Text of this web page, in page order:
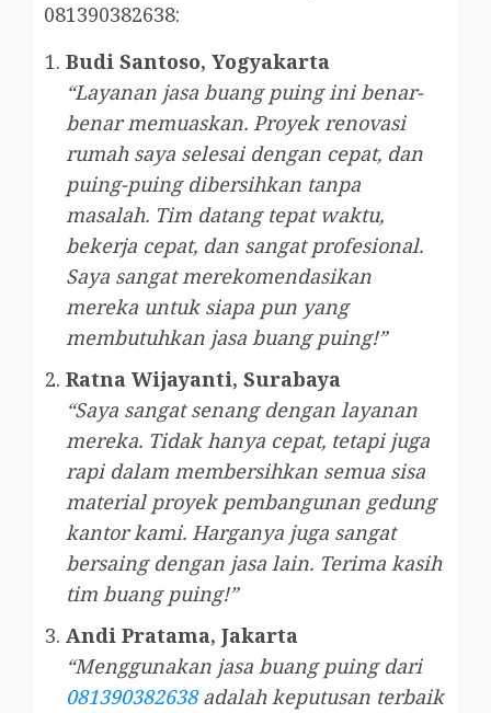
081390382638:
Budi Santoso, Yogyakarta
“Layanan jasa buang puing ini benar-
benar memuaskan. Proyek renovasi
rumah saya selesai dengan cepat, dan
puing-puing dibersihkan tanpa
masalah. Tim datang tepat waktu,
bekerja cepat, dan sangat profesional.
Saya sangat merekomendasikan
mereka untuk siapa pun yang
membutuhkan jasa buang puing!”
Ratna Wijayanti, Surabaya
“Saya sangat senang dengan layanan
mereka. Tidak hanya cepat, tetapi juga
rapi dalam membersihkan semua sisa
material proyek pembangunan gedung
kantor kami. Harganya juga sangat
bersaing dengan jasa lain. Terima kasih
tim buang puing!”
Andi Pratama, Jakarta
“Menggunakan jasa buang puing dari
081390382638adalah keputusan terbaik